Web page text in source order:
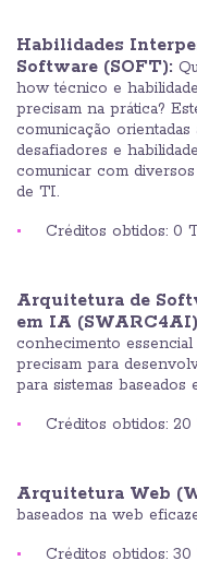
Habilidades
Software (SOFT):
how técnico e
precisam na prática?
comunicação
desafiadores e
comunicar com
de TI.
Créditos obtidos:
Arquitetura de
em IA
conhecimento
precisam para
para sistemas baseados
Créditos obtidos:
Arquitetura Web
baseados na web
Créditos obtidos: